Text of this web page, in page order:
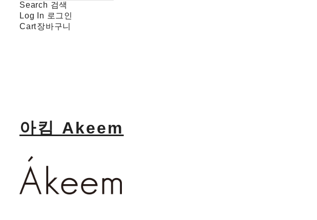
Search 검색
Log In 로그인
Cart장바구니
아킴 Akeem